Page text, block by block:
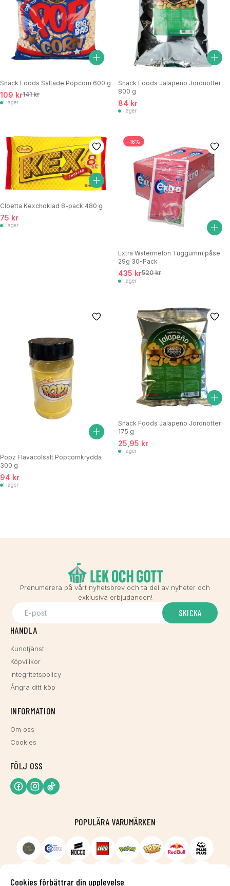
Cookies förbättrar din upplevelse
Snack Foods Saltade Popcorn 600 g
109 kr141 kr
I lager
Snack Foods Jalapeño Jordnötter
800 g
84 kr
I lager
Cloetta Kexchoklad 8-pack 480 g
75 kr
I lager
-16%
Extra Watermelon Tuggummipåse
29g 30-Pack
435 kr520 kr
I lager
Popz Flavacolsalt Popcornkrydda
300 g
94 kr
I lager
Snack Foods Jalapeño Jordnötter
175 g
25,95 kr
I lager
Prenumerera på vårt nyhetsbrev och ta del av nyheter och
exklusiva erbjudanden!
SKICKA
HANDLA
Kundtjänst
Köpvillkor
Integritetspolicy
Ångra ditt köp
INFORMATION
Om oss
Cookies
FÖLJ OSS
POPULÄRA VARUMÄRKEN